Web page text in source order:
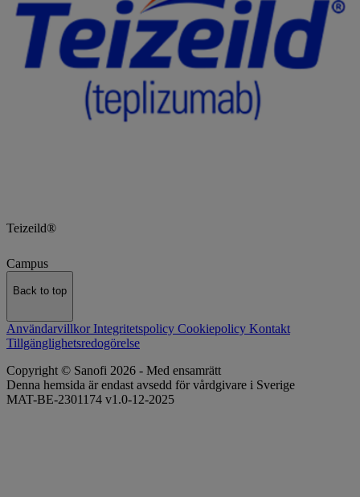
Teizeild®
Campus
Back to top
AnvändarvillkorIntegritetspolicy Cookiepolicy Kontakt
Tillgänglighetsredogörelse
Copyright © Sanofi 2026 - Med ensamrätt
Denna hemsida är endast avsedd för vårdgivare i Sverige
MAT-BE-2301174 v1.0-12-2025